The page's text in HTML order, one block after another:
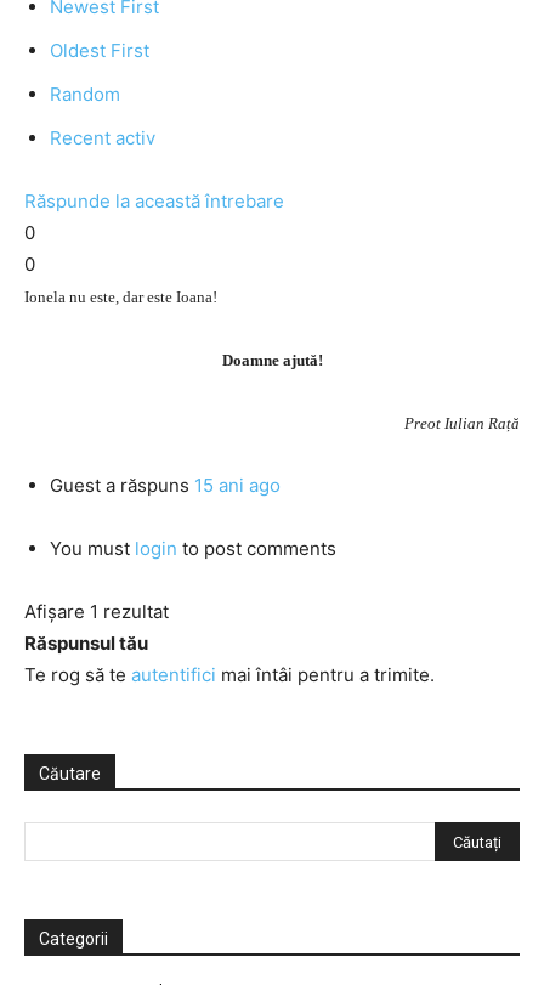
Newest First
Oldest First
Random
Recent activ
Răspunde la această întrebare
0
0
Ionela nu este, dar este Ioana!
Doamne ajută!
Preot Iulian Rață
Guest a răspuns 15 ani ago
You must login to post comments
Afișare 1 rezultat
Răspunsul tău
Te rog să te autentifici mai întâi pentru a trimite.
Căutare
Categorii